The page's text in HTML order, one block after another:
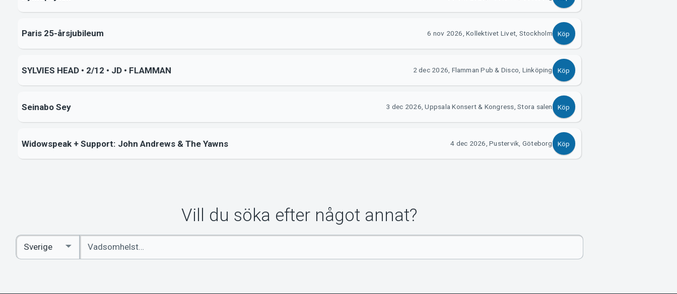
Paris 25-årsjubileum 6 nov 2026, Kollektivet Livet, Stockholm Köp
SYLVIES HEAD • 2/12 • JD • FLAMMAN 2 dec 2026, Flamman Pub & Disco, Linköping Köp
Seinabo Sey 3 dec 2026, Uppsala Konsert & Kongress, Stora salen Köp
Widowspeak + Support: John Andrews & The Yawns 4 dec 2026, Pustervik, Göteborg Köp
Vill du söka efter något annat?
Ange
sökord
Select
Country